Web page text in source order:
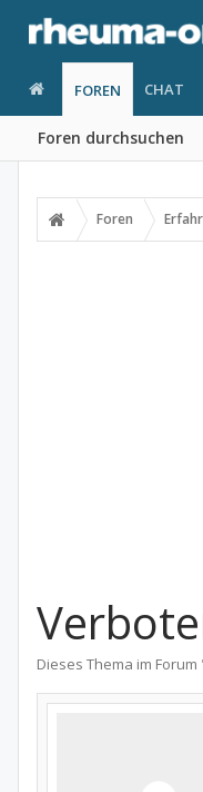
FOREN
Foren durchsuchen
CHAT
Foren
Dieses Thema im Forum